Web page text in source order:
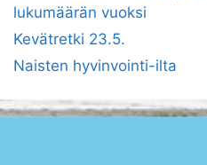
lukumäärän vuoksi
Kevätretki 23.5.
Naisten hyvinvointi-ilta